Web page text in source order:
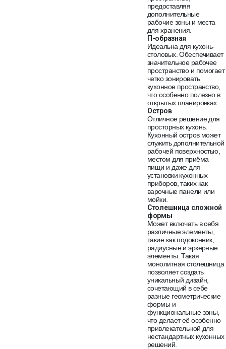
предоставляя
дополнительные
рабочие зоны и места
для хранения.
П-образная
Идеальна для кухонь-
столовых. Обеспечивает
значительное рабочее
пространство и помогает
четко зонировать
кухонное пространство,
что особенно полезно в
открытых планировках.
Остров
Отличное решение для
просторных кухонь.
Кухонный остров может
служить дополнительной
рабочей поверхностью,
местом для приёма
пищи и даже для
установки кухонных
приборов, таких как
варочные панели или
мойки.
Столешница сложной
формы
Может включать в себя
различные элементы,
такие как подоконник,
радиусные и эркерные
элементы. Такая
монолитная столешница
позволяет создать
уникальный дизайн,
сочетающий в себе
разные геометрические
формы и
функциональные зоны,
что делает её особенно
привлекательной для
нестандартных кухонных
решений.